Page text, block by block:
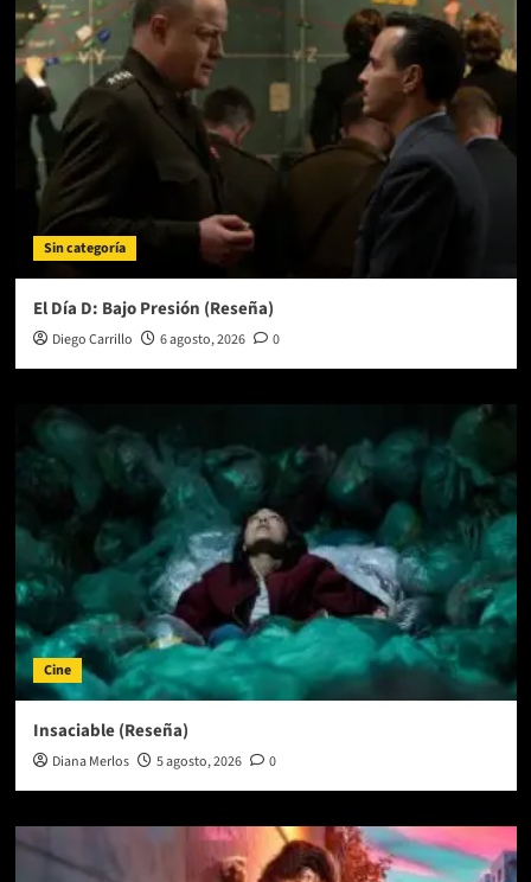
Sin categoría
El Día D: Bajo Presión (Reseña)
Diego Carrillo 6 agosto, 2026 0
Cine
Insaciable (Reseña)
Diana Merlos 5 agosto, 2026 0